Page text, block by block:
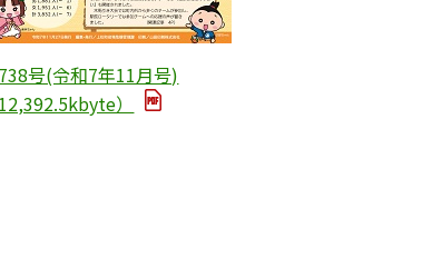
号(令和7年11月号)
12,392.5kbyte）